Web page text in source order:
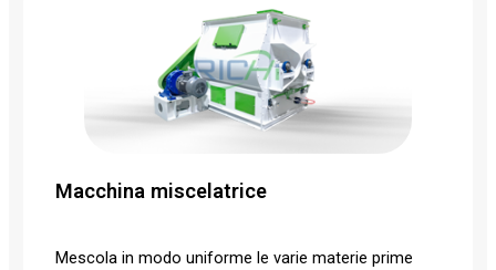
Macchina miscelatrice
Mescola in modo uniforme le varie materie prime